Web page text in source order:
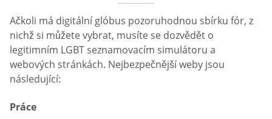
Ačkoli má digitální glóbus pozoruhodnou sbírku fór, z
nichž si můžete vybrat, musíte se dozvědět o
legitimním LGBT seznamovacím simulátoru a
webových stránkách. Nejbezpečnější weby jsou
následující:
Práce